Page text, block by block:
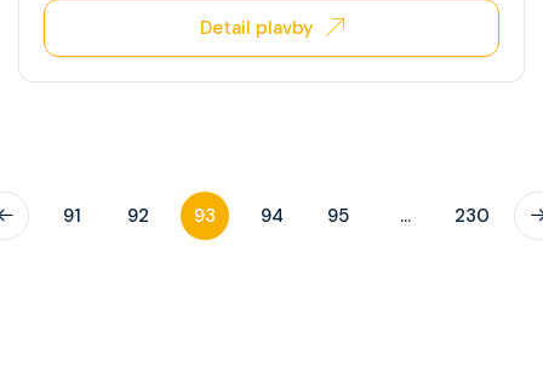
Detail plavby
91 92 93 94 95 ... 230